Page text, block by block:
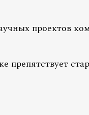
проектов
препятствует